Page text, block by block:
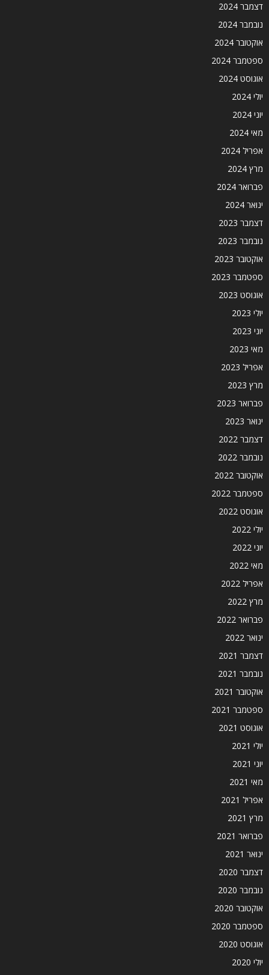
דצמבר 2024
נובמבר 2024
אוקטובר 2024
ספטמבר 2024
אוגוסט 2024
יולי 2024
יוני 2024
מאי 2024
אפריל 2024
מרץ 2024
פברואר 2024
ינואר 2024
דצמבר 2023
נובמבר 2023
אוקטובר 2023
ספטמבר 2023
אוגוסט 2023
יולי 2023
יוני 2023
מאי 2023
אפריל 2023
מרץ 2023
פברואר 2023
ינואר 2023
דצמבר 2022
נובמבר 2022
אוקטובר 2022
ספטמבר 2022
אוגוסט 2022
יולי 2022
יוני 2022
מאי 2022
אפריל 2022
מרץ 2022
פברואר 2022
ינואר 2022
דצמבר 2021
נובמבר 2021
אוקטובר 2021
ספטמבר 2021
אוגוסט 2021
יולי 2021
יוני 2021
מאי 2021
אפריל 2021
מרץ 2021
פברואר 2021
ינואר 2021
דצמבר 2020
נובמבר 2020
אוקטובר 2020
ספטמבר 2020
אוגוסט 2020
יולי 2020